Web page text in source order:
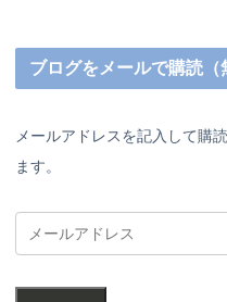
ブログをメールで購読（
メールアドレスを記入して購
ます。